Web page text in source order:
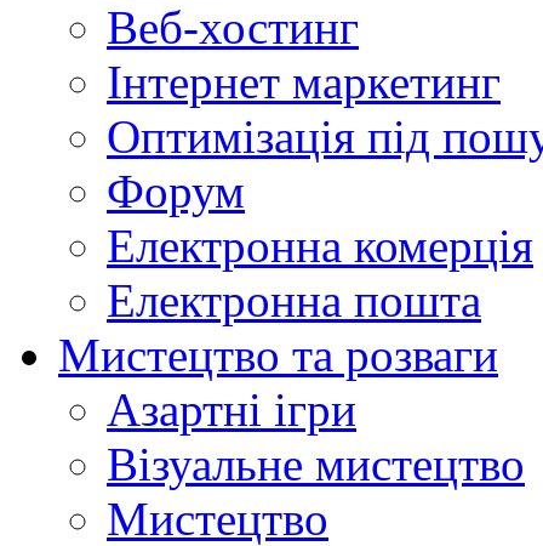
Веб-хостинг
Інтернет маркетинг
Оптимізація під
Форум
Електронна комерція
Електронна пошта
Мистецтво та розваги
Азартні ігри
Візуальне мистецтво
Мистецтво